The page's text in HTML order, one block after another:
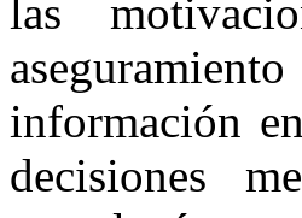
las
información
decisiones